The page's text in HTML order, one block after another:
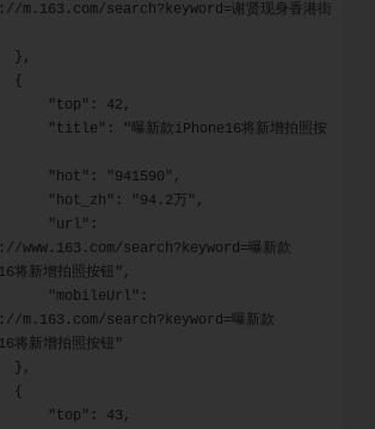
m.163.com/search?keyword=谢贤现身香港街
        },
        {
            "top": 42,
            "hot": "941590",
            "hot_zh": "94.2万",
www.163.com/search?keyword=曝新款
将新增拍照按钮",
m.163.com/search?keyword=曝新款
将新增拍照按钮"
        },
        {
            "top": 43,